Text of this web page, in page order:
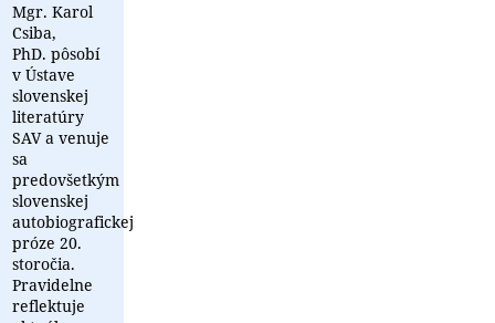
Mgr. Karol
Csiba,
PhD. pôsobí
v Ústave
slovenskej
literatúry
SAV a venuje
sa
predovšetkým
slovenskej
autobiografickej
próze 20.
storočia.
Pravidelne
reflektuje